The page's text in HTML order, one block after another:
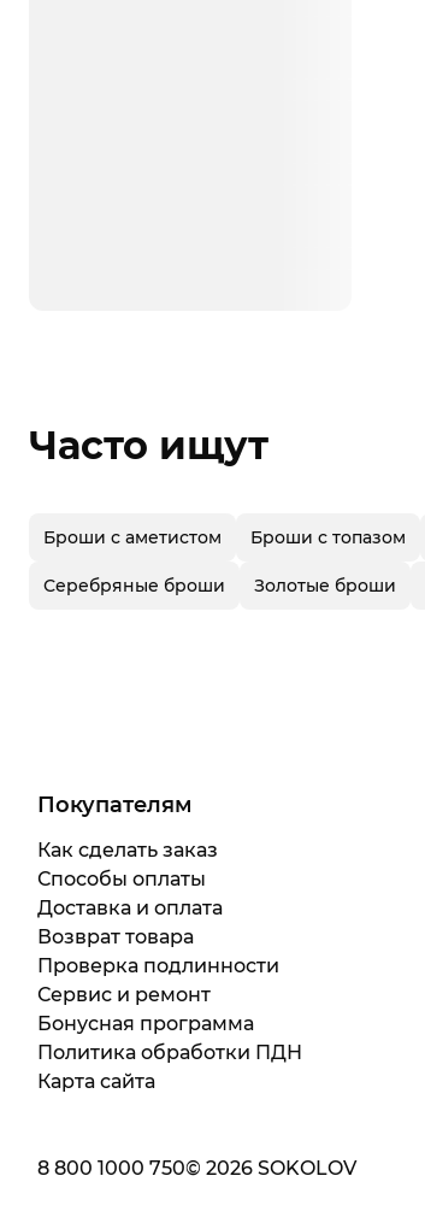
Часто ищут
Броши с аметистом Броши с топазом
Серебряные броши Золотые броши
Покупателям
Как сделать заказ
Способы оплаты
Доставка и оплата
Возврат товара
Проверка подлинности
Сервис и ремонт
Бонусная программа
Политика обработки ПДН
Карта сайта
8 800 1000 750© 2026 SOKOLOV